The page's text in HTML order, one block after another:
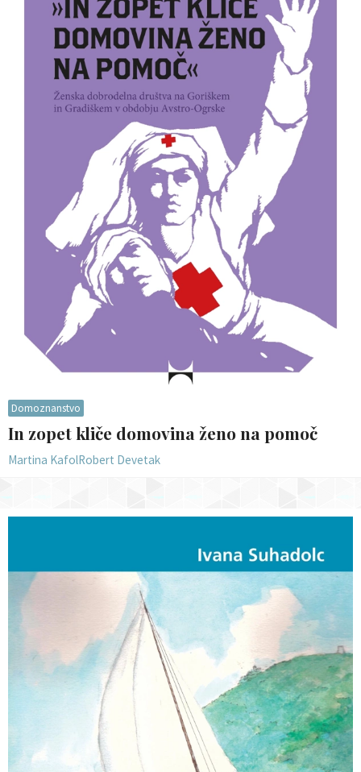
Domoznanstvo
In zopet kliče domovina ženo na pomoč
Martina KafolRobert Devetak